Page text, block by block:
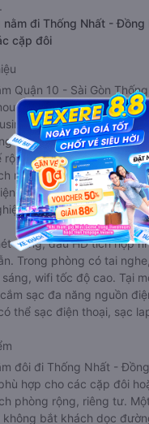
đi Thống Nhất - Đồng
cặp đôi
Quận 10 - Sài Gòn
là dòng xe có thiết
đi Thống Nhất -
phòng. Tuy nhiên kích
hơn, phù hợp với cả
nước ngoài. Nhà xe vẫn
đại nhằm đảm bảo cho
thoải mái nhất trong
cứng, đầu HD tích hợp
Trong phòng có tai
wifi tốc độ cao. Tại
sạc đa năng nguồn
thể sạc điện thoại, sạc
đôi đi Thống Nhất -
hợp cho các cặp đôi
phòng rộng, riêng tư.
không bắt khách dọc